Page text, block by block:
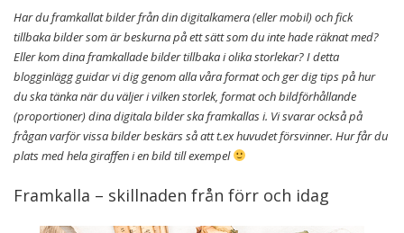
Har du framkallat bilder från din digitalkamera (eller mobil) och fick
tillbaka bilder som är beskurna på ett sätt som du inte hade räknat med?
Eller kom dina framkallade bilder tillbaka i olika storlekar? I detta
blogginlägg guidar vi dig genom alla våra format och ger dig tips på hur
du ska tänka när du väljer i vilken storlek, format och bildförhållande
(proportioner) dina digitala bilder ska framkallas i. Vi svarar också på
frågan varför vissa bilder beskärs så att t.ex huvudet försvinner. Hur får du
plats med hela giraffen i en bild till exempel
Framkalla – skillnaden från förr och idag